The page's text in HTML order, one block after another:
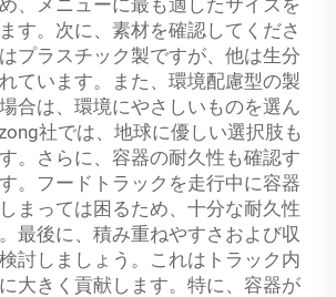
、メニューに最も適したサイズを
す。次に、素材を確認してくださ
プラスチック製ですが、他は生分
ています。また、環境配慮型の製
合は、環境にやさしいものを選ん
社では、地球に優しい選択肢も
。さらに、容器の耐久性も確認す
。フードトラックを走行中に容器
まっては困るため、十分な耐久性
最後に、積み重ねやすさおよび収
討しましょう。これはトラック内
大きく貢献します。特に、容器が